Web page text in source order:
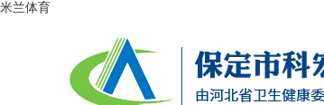
米兰体育